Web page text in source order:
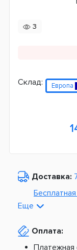
3
Склад: Европа
Доставка:
Из Европы
Еще
Оплата:
Платежная